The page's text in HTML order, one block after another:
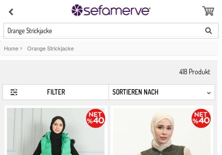
Orange Strickjacke
Home > Orange Strickjacke
418 Produkt
FILTER